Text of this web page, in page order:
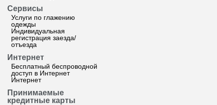
Сервисы
Услуги по глажению
одежды
Индивидуальная
регистрация заезда/
отъезда
Интернет
Бесплатный беспроводной
доступ в Интернет
Интернет
Принимаемые
кредитные карты